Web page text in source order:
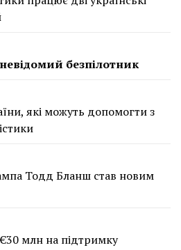
безпілотник
які можуть допомогти з
Тодд Бланш став новим
млн на підтримку